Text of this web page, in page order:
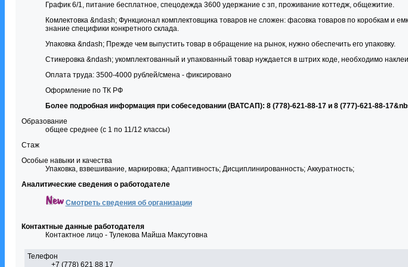
График 6/1, питание бесплатное, спецодежда 3600 удержание с зп, проживание коттедж, общежитие.
Комлектовка &ndash; Функционал комплектовщика товаров не сложен: фасовка товаров по коробкам и
знание специфики конкретного склада.
Упаковка &ndash; Прежде чем выпустить товар в обращение на рынок, нужно обеспечить его упаковку.
Стикеровка &ndash; укомплектованный и упакованный товар нуждается в штрих коде, необходимо
Оплата труда: 3500-4000 рублей/смена - фиксировано
Оформление по ТК РФ
Более подробная информация при собеседовании (ВАТСАП): 8 (778)-621-88-17 и 8 (777)-621-88-
Образование
общее среднее (с 1 по 11/12 классы)
Стаж
Особые навыки и качества
Упаковка, взвешивание, маркировка; Адаптивность; Дисциплинированность; Аккуратность;
Аналитические сведения о работодателе
Смотреть сведения об организации
Контактные данные работодателя
Контактное лицо - Тулекова Майша Максутовна
Телефон
+7 (778) 621 88 17